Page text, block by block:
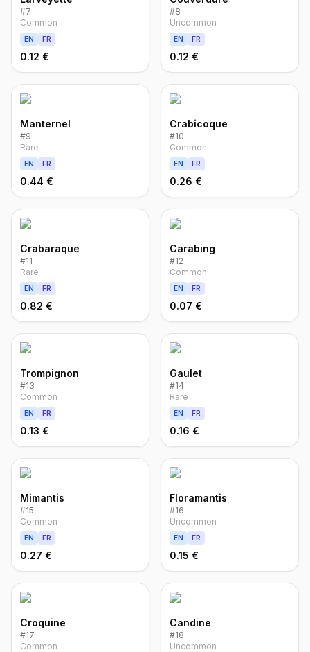
#7
Common
EN FR
0.12 €
#8
Uncommon
EN FR
0.12 €
Manternel
#9
Rare
EN FR
0.44 €
Crabicoque
#10
Common
EN FR
0.26 €
Crabaraque
#11
Rare
EN FR
0.82 €
Carabing
#12
Common
EN FR
0.07 €
Trompignon
#13
Common
EN FR
0.13 €
Gaulet
#14
Rare
EN FR
0.16 €
Mimantis
#15
Common
EN FR
0.27 €
Floramantis
#16
Uncommon
EN FR
0.15 €
Croquine
#17
Common
Candine
#18
Uncommon